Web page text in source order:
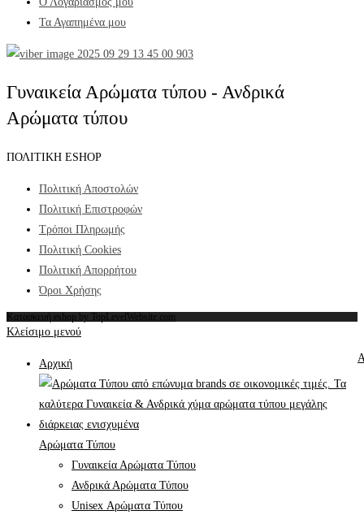
Τα Αγαπημένα μου
Γυναικεία Αρώματα τύπου - Ανδρικά
Αρώματα τύπου
ΠΟΛΙΤΙΚΗ ESHOP
Πολιτική Αποστολών
Πολιτική Επιστροφών
Τρόποι Πληρωμής
Πολιτική Cookies
Πολιτική Απορρήτου
Όροι Χρήσης
Κατασκευή eshop by TopLevelWebsite.com
Κλείσιμο μενού
Αρχική
Αρώματα Τύπου
Γυναικεία Αρώματα Τύπου
Ανδρικά Αρώματα Τύπου
Unisex Αρώματα Τύπου